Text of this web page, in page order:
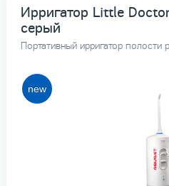
Ирригатор Little
серый
Портативный ирригатор полости